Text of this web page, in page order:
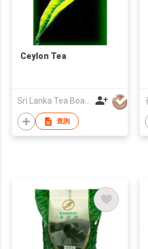
Ceylon Tea
查詢